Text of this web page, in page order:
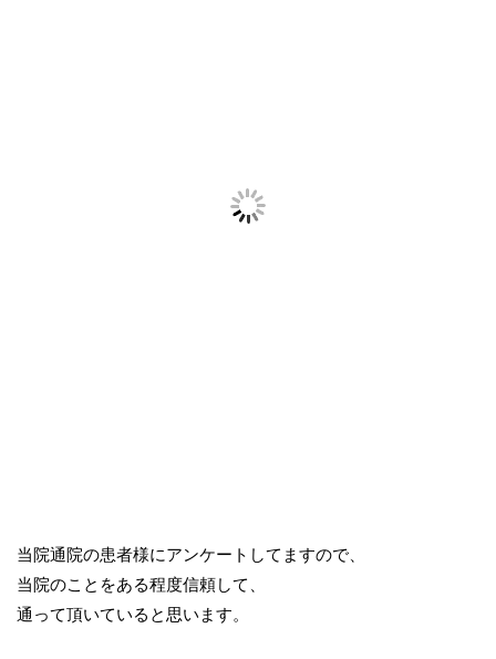
当院通院の患者様にアンケートしてますので、
当院のことをある程度信頼して、
通って頂いていると思います。